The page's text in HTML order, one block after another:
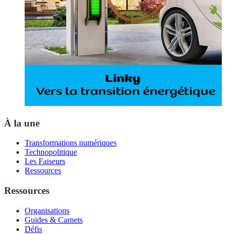
À la une
Transformations numériques
Technopolitique
Les Faiseurs
Ressources
Ressources
Organisations
Guides & Carnets
Défis